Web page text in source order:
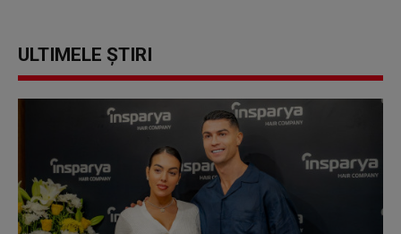
ULTIMELE ȘTIRI